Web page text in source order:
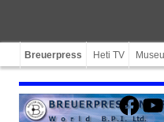
Breuerpress Heti TV
Facebook